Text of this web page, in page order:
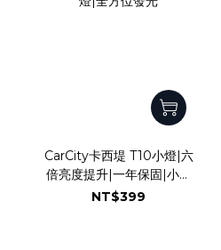
CarCity卡西堤 T10小燈|六
倍亮度提升|一年保固|小體
積高亮度|18+1芯
NT$399